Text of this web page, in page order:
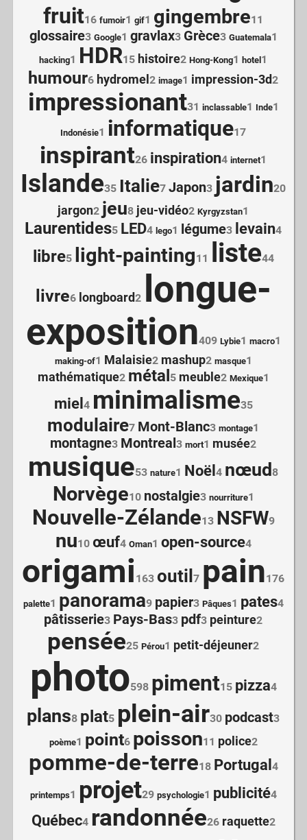
fruit16 fumoir1 gif1 gingembre11
glossaire3 Google1 gravlax3 Grèce3 Guatemala1
hacking1 HDR15 histoire2 Hong-Kong1 hotel 1
humour6 hydromel2 image1 impression-3d2
impressionant31 inclassable1 Inde1
Indonésie1 informatique17
inspirant26 inspiration4 internet1
Islande35 Italie7 Japon3 jardin20
jargon2 jeu8 jeu-vidéo2 Kyrgyzstan1
Laurentides5 LED4 lego1 légume3 levain4
libre5 light-painting11 liste44
livre6 longboard2
longue-
exposition409 Lybie1 macro1
making-of1 Malaisie2 mashup2 masque1
mathématique2 métal 5 meuble2 Mexique1
miel4 minimalisme35
modulaire7 Mont-Blanc3 montage1
montagne3 Montreal3 mort1 musée2
musique53 nature1 Noël4 nœud8
Norvège10 nostalgie3 nourriture1
Nouvelle-Zélande13 NSFW9
nu10 œuf4 Oman1 open-source4
origami163 outil7 pain176
palette1 panorama9 papier3 Pâques1 pates4
pâtisserie3 Pays-Bas3 pdf3 peinture2
pensée25 Pérou1 petit-déjeuner2
photo598 piment15 pizza4
plans8 plat5 plein-air30 podcast3
poème1 point6 poisson11 police2
pomme-de-terre18 Portugal4
printemps1 projet29 psychologie1 publicité4
Québec4 randonnée26 raquette2